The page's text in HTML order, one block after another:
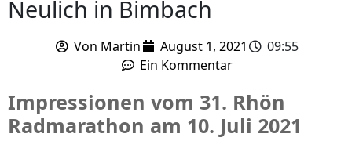
Neulich in Bimbach
Von Martin August 1, 2021
09:55
Ein Kommentar
Impressionen vom 31. Rhön
Radmarathon am 10. Juli 2021